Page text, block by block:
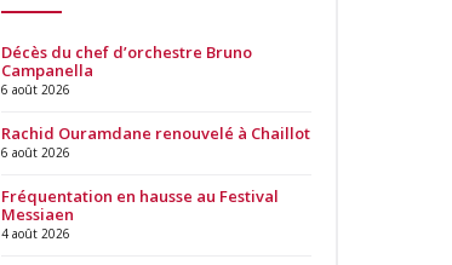
Décès du chef d’orchestre Bruno
Campanella
6 août 2026
Rachid Ouramdane renouvelé à Chaillot
6 août 2026
Fréquentation en hausse au Festival
Messiaen
4 août 2026